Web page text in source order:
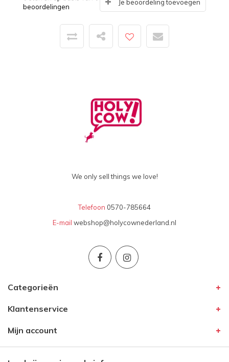
beoordelingen
Je beoordeling toevoegen
We only sell things we love!
Telefoon 0570-785664
E-mail webshop@holycownederland.nl
Categorieën
Klantenservice
Mijn account